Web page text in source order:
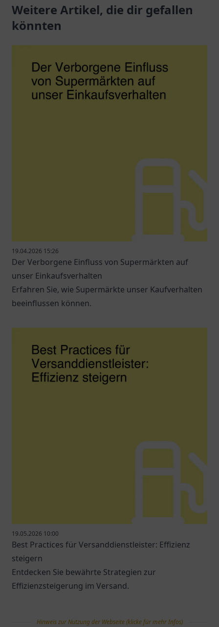
für Pendler und
Reisende.
Dienstleistungen
erwarten Sie.
Weitere Artikel, die dir gefallen
könnten
19.04.2026 15:26
Der Verborgene Einfluss von Supermärkten auf
unser Einkaufsverhalten
Erfahren Sie, wie Supermärkte unser Kaufverhalten
beeinflussen können.
19.05.2026 10:00
Best Practices für Versanddienstleister: Effizienz
steigern
Entdecken Sie bewährte Strategien zur
Effizienzsteigerung im Versand.
Hinweis zur Nutzung der Webseite (klicke für mehr Infos)